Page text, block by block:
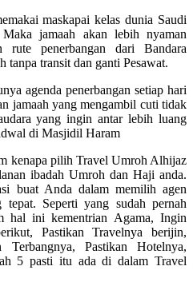
maskapai kelas dunia Saudi
jamaah akan lebih nyaman
rute penerbangan dari Bandara
tanpa transit dan ganti Pesawat.
agenda penerbangan setiap hari
jamaah yang mengambil cuti tidak
yang ingin antar lebih luang
di Masjidil Haram
kenapa pilih Travel Umroh Alhijaz
ibadah Umroh dan Haji anda.
buat Anda dalam memilih agen
Seperti yang sudah pernah
hal ini kementrian Agama, Ingin
Pastikan Travelnya berijin,
Terbangnya, Pastikan Hotelnya,
5 pasti itu ada di dalam Travel